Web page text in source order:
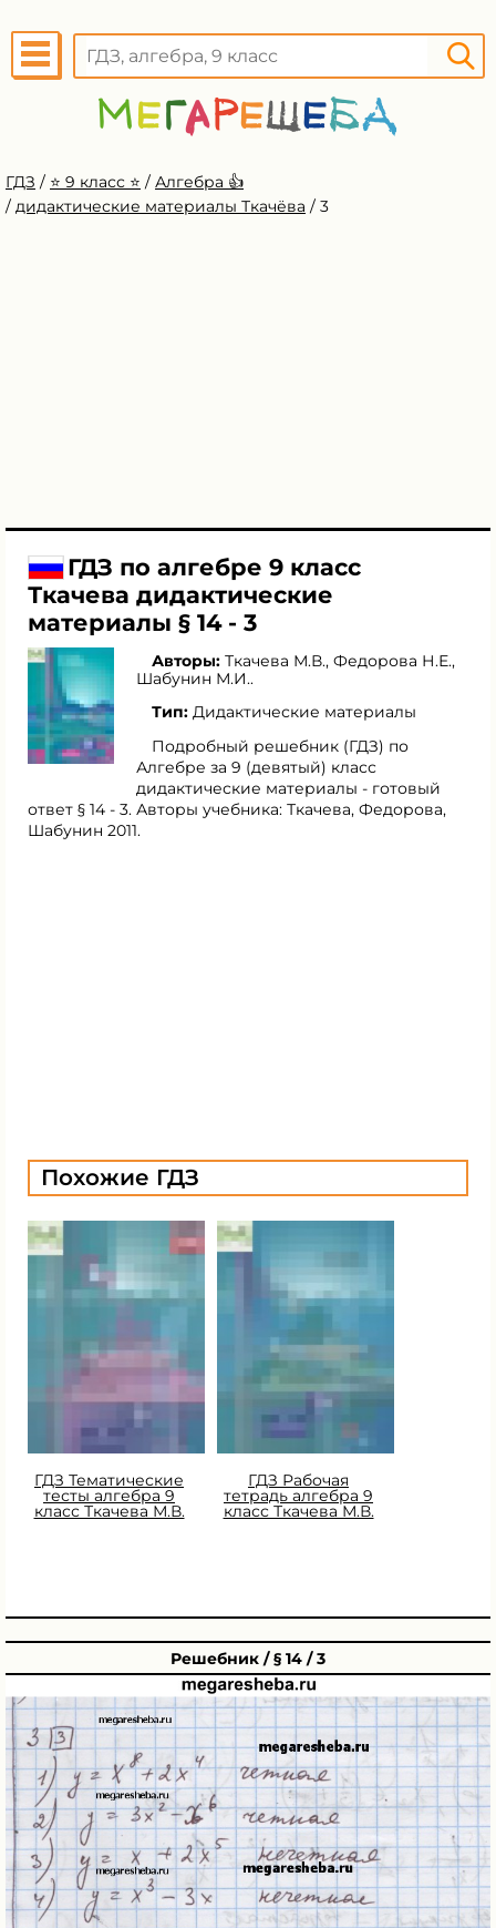
ГДЗ / ⭐️ 9 класс ⭐️ / Алгебра 👍
/ дидактические материалы Ткачёва / 3
ГДЗ по алгебре 9 класс
Ткачева дидактические
материалы § 14 - 3
Авторы: Ткачева М.В., Федорова Н.Е.,
Шабунин М.И..
Тип: Дидактические материалы
Подробный решебник (ГДЗ) по
Алгебре за 9 (девятый) класс
дидактические материалы - готовый
ответ § 14 - 3. Авторы учебника: Ткачева, Федорова,
Шабунин 2011.
Похожие ГДЗ
ГДЗ Тематические
тесты алгебра 9
класс Ткачева М.В.
ГДЗ Рабочая
тетрадь алгебра 9
класс Ткачева М.В.
Решебник / § 14 / 3